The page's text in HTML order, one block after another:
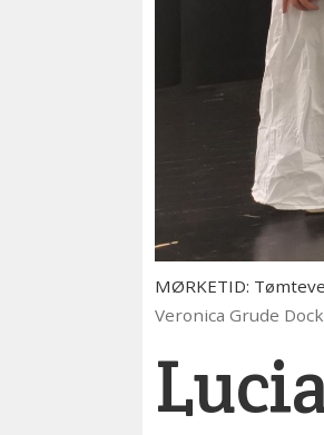
MØRKETID:
Veronica Grude